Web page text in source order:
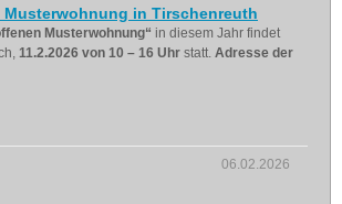
Musterwohnung in Tirschenreuth
Musterwohnung“ in diesem Jahr findet
11.2.2026 von 10 – 16 Uhr statt. Adresse der
06.02.2026